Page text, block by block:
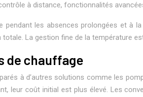
à distance, fonctionnalités
les absences prolongées et à
La gestion fine de la température
de chauffage
à d’autres solutions comme les
leur coût initial est plus élevé. Les